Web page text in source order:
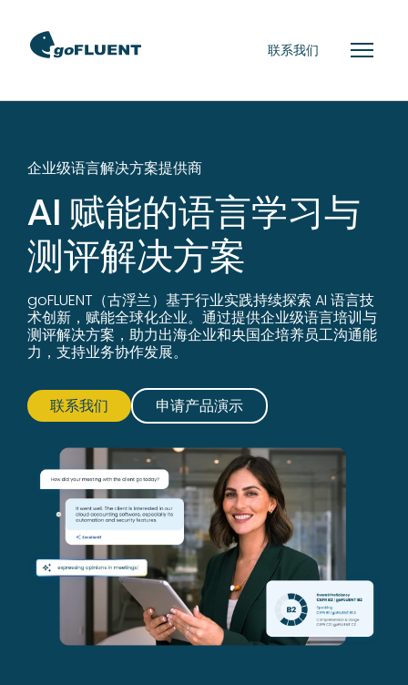
联系我们
企业级语言解决方案提供商
AI 赋能的语言学习与
测评解决方案
goFLUENT（古浮兰）基于行业实践持续探索 AI 语言技
术创新，赋能全球化企业。通过提供企业级语言培训与
测评解决方案，助力出海企业和央国企培养员工沟通能
力，支持业务协作发展。
联系我们 申请产品演示